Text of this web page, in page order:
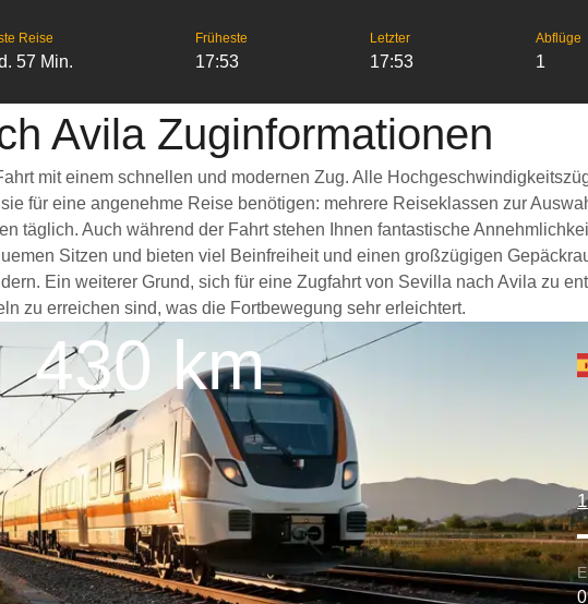
Reise
57 Min.
Früheste
17:53
Letzter
17:53
Abflüge
1
Avila Zuginformationen
mit einem schnellen und modernen Zug. Alle
für eine angenehme Reise benötigen: mehrere Reiseklassen zur
täglich. Auch während der Fahrt stehen Ihnen fantastische
Sitzen und bieten viel Beinfreiheit und einen großzügigen
Ein weiterer Grund, sich für eine Zugfahrt von Sevilla nach Avila zu
zu erreichen sind, was die Fortbewegung sehr erleichtert.
430 km